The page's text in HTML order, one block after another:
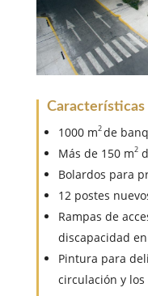
1000 m2de
Más de 150 m2
Bolardos para
12 postes
Rampas de
discapacidad
Pintura para
circulación y